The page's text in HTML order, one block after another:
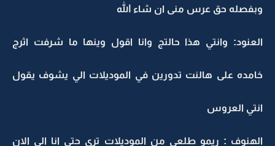
وبفصله حق عرس منى ان شاء الله
العنود: وانتي هذا حالتج وانا اقول وينها ما شرفت اثرج
خامده على هالنت تدورين في الموديلات الي يشوف يقول
انتي العروس
الهنوف : ريمو طلعي من الموديلات ترى حتى انا الى الان